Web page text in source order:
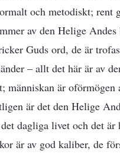
och metodiskt; rent
av den Helige
Guds ord, de är
– allt det här är av
är oförmögen
är det den Helige
dagliga livet och det är
är av god kaliber, de